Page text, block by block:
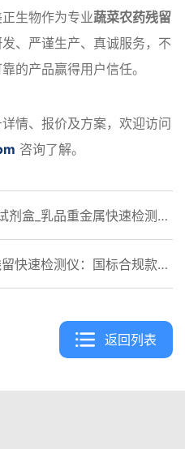
生物作为专业蔬菜农药残留
、严谨生产、真诚服务，不
的产品赢得用户信任。
情、报价及方案，欢迎访问
咨询了解。
乳制品重金属试剂盒_乳品重金属快速检测解决方案
瓜果蔬菜农药残留快速检测仪：国标合规款，美正生物全场景解决方案
返回列表